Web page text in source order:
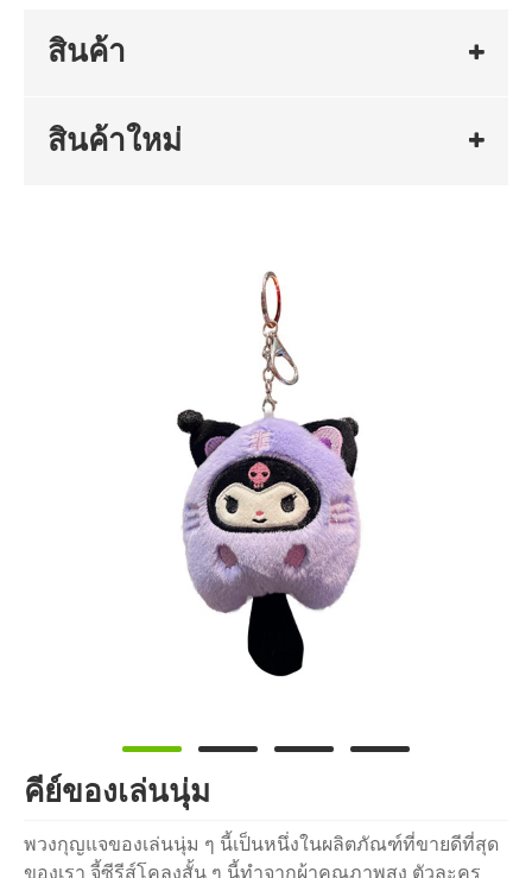
สินค้า
สินค้าใหม่
คีย์ของเล่นนุ่ม
พวงกุญแจของเล่นนุ่ม ๆ นี้เป็นหนึ่งในผลิตภัณฑ์ที่ขายดีที่สุด
ของเรา จี้ซีรีส์โคลงสั้น ๆ นี้ทำจากผ้าคุณภาพสูง ตัวละคร